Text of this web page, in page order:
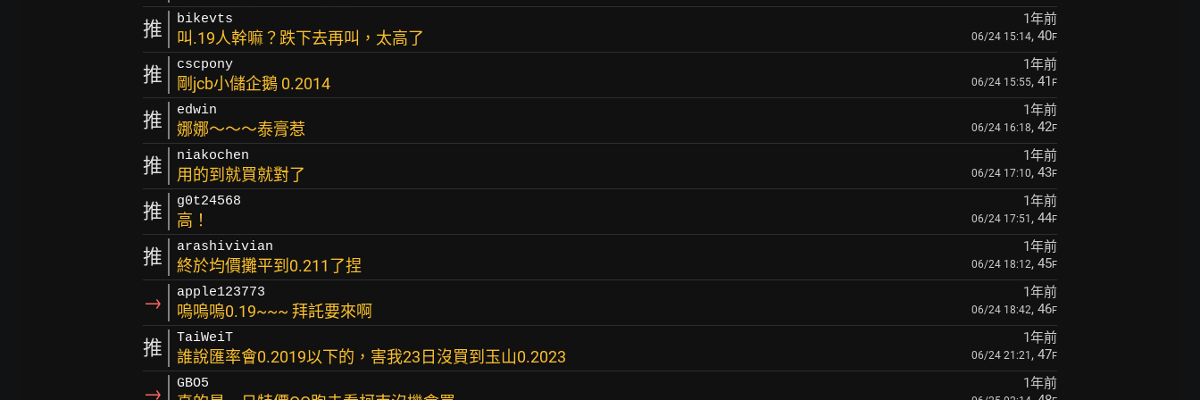
推 bikevts 1年前
叫.19人幹嘛？跌下去再叫，太高了 06/24 15:14, 40F
推 cscpony 1年前
剛jcb小儲企鵝 0.2014 06/24 15:55, 41 F
推 edwin 1年前
娜娜～～～泰膏惹 06/24 16:18, 42F
推 niakochen 1年前
用的到就買就對了 06/24 17:10, 43F
推 g0t24568 1年前
高！ 06/24 17:51 , 44F
推 arashivivian 1年前
終於均價攤平到0.211了捏 06/24 18:12, 45F
→ apple123773 1年前
嗚嗚嗚0.19~~~ 拜託要來啊 06/24 18:42, 46F
推 TaiWeiT 1年前
誰說匯率會0.2019以下的，害我23日沒買到玉山0.2023 06/24 21:21 , 47F
→ GBO5 1年前